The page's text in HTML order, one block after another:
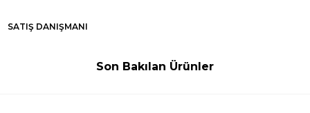
SATIŞ DANIŞMANI
Son Bakılan Ürünler